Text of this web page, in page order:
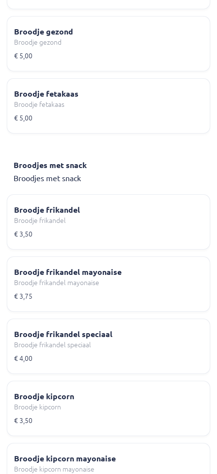
Broodje gezond
Broodje gezond
€ 5,00
Broodje fetakaas
Broodje fetakaas
€ 5,00
Broodjes met snack
Broodjes met snack
Broodje frikandel
Broodje frikandel
€ 3,50
Broodje frikandel mayonaise
Broodje frikandel mayonaise
€ 3,75
Broodje frikandel speciaal
Broodje frikandel speciaal
€ 4,00
Broodje kipcorn
Broodje kipcorn
€ 3,50
Broodje kipcorn mayonaise
Broodje kipcorn mayonaise